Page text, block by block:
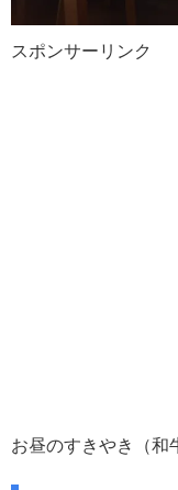
スポンサーリンク
お昼のすきやき（和